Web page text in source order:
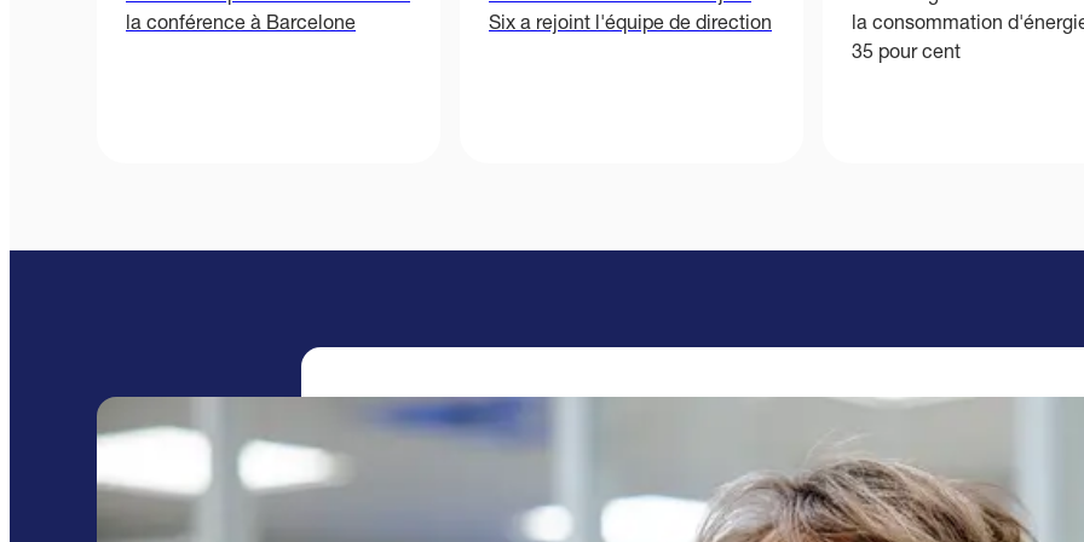
la conférence à Barcelone
Six a rejoint l'équipe de direction
la consommation
35 pour cent